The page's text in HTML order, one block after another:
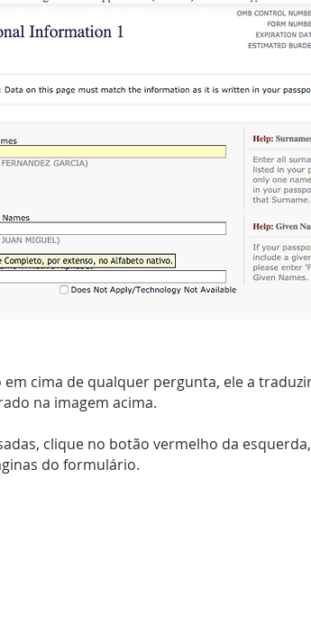
cima de qualquer pergunta, ele a
na imagem acima.
clique no botão vermelho da
do formulário.